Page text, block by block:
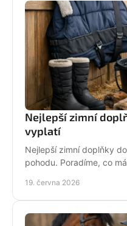
Nejlepší zimní
vyplatí
Nejlepší zimní doplňky
pohodu. Poradíme, co
19. června 2026